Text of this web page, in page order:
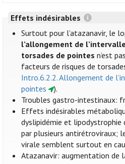
Effets indésirables
Surtout pour l’atazanavir, le
l’allongement de
torsades de pointes n’est
facteurs de risques de
Intro.6.2.2. Allongement de
pointes
).
Troubles gastro-intestinaux:
Effets indésirables
dyslipidémie et
par plusieurs antirétroviraux;
virale semblent surtout en
Atazanavir: augmentation de